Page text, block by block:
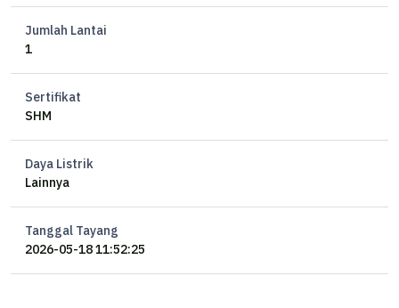
Jumlah Lantai
1
Sertifikat
SHM
Daya Listrik
Lainnya
Tanggal Tayang
2026-05-18 11:52:25